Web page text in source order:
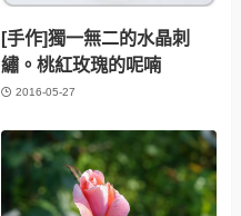
[手作]獨一無二的水晶刺
繡。桃紅玫瑰的呢喃
2016-05-27